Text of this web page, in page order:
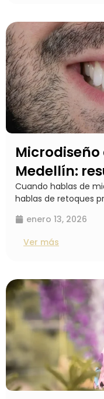
Microdiseño
Medellín:
Cuando hablas de
hablas de retoques
enero 13, 2026
Ver más